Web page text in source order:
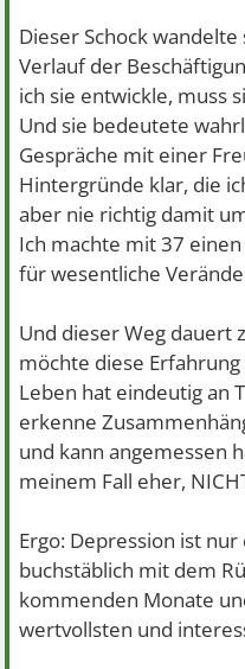
Dieser Schock
Verlauf der
ich sie entwickle, muss
Und sie bedeutete
Gespräche mit einer
Hintergründe klar, die
aber nie richtig damit
Ich machte mit 37
für wesentliche
Und dieser Weg dauert
möchte diese
Leben hat eindeutig an
erkenne
und kann angemessen
meinem Fall eher,
Ergo: Depression ist
buchstäblich mit dem
kommenden Monate
wertvollsten und